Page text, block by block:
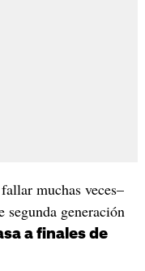
muchas veces–
generación
a finales de